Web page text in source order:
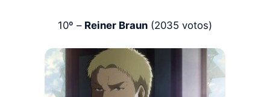
10º – Reiner Braun (2035 votos)